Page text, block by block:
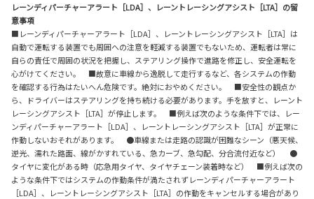
レーンディパーチャーアラート［LDA］、レーントレーシングアシスト［LTA］の留
意事項
■レーンディパーチャーアラート［LDA］、レーントレーシングアシスト［LTA］は
自動で運転する装置でも周囲への注意を軽減する装置でもないため、運転者は常に
自らの責任で周囲の状況を把握し、ステアリング操作で進路を修正し、安全運転を
心がけてください。 ■故意に車線から逸脱して走行するなど、各システムの作動
を確認する行為はたいへん危険です。絶対におやめください。 ■安全性の観点か
ら、ドライバーはステアリングを持ち続ける必要があります。手を放すと、レーント
レーシングアシスト［LTA］が停止します。 ■例えば次のような条件下では、レー
ンディパーチャーアラート［LDA］、レーントレーシングアシスト［LTA］が正常に
作動しないおそれがあります。 ●車線または走路の認識が困難なシーン（悪天候、
逆光、濡れた路面、線がかすれている、急カーブ、急勾配、分合流付近など） ●
タイヤに変化がある時（応急用タイヤ、タイヤチェーン装着時など） ■例えば次の
ような条件下ではシステムの作動条件が満たされずレーンディパーチャーアラート
［LDA］、レーントレーシングアシスト［LTA］の作動をキャンセルする場合があり